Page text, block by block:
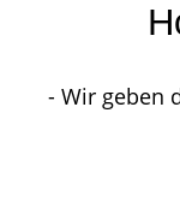
- Wir geben